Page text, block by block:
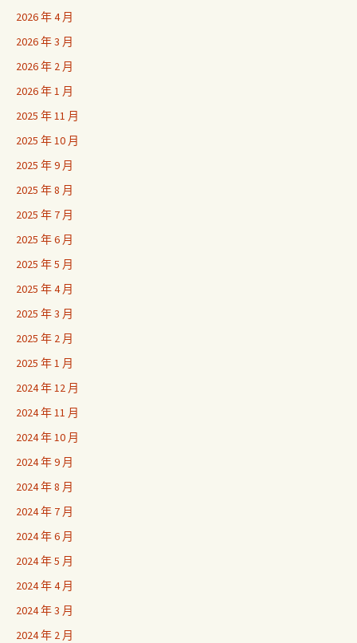
2026 年 4 月
2026 年 3 月
2026 年 2 月
2026 年 1 月
2025 年 11 月
2025 年 10 月
2025 年 9 月
2025 年 8 月
2025 年 7 月
2025 年 6 月
2025 年 5 月
2025 年 4 月
2025 年 3 月
2025 年 2 月
2025 年 1 月
2024 年 12 月
2024 年 11 月
2024 年 10 月
2024 年 9 月
2024 年 8 月
2024 年 7 月
2024 年 6 月
2024 年 5 月
2024 年 4 月
2024 年 3 月
2024 年 2 月